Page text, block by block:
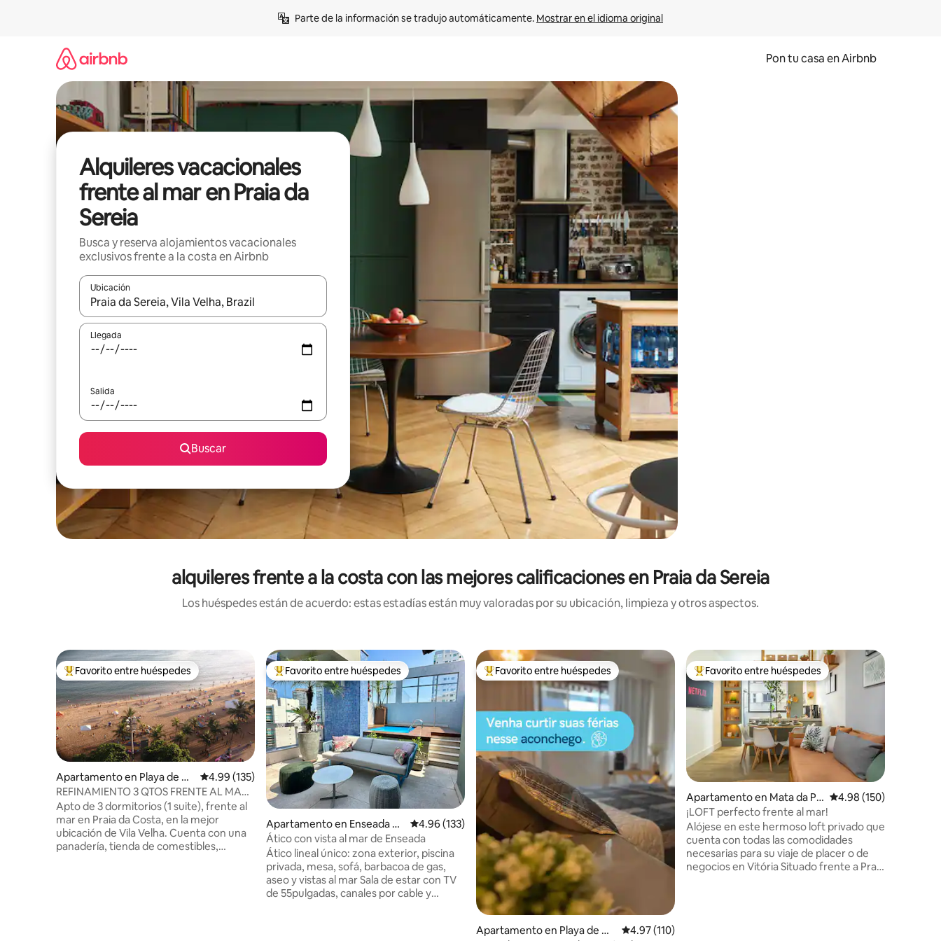
Parte de la información se tradujo automáticamente. Mostrar en el idioma original
Pon tu casa en Airbnb
Alquileres vacacionales
frente al mar en Praia da
Sereia
Busca y reserva alojamientos vacacionales
exclusivos frente a la costa en Airbnb
Ubicación
Cuando los resultados estén disponibles, navega con las teclas de flecha hacia arriba y hacia abajo o explora con el tacto o desliza el dedo.
Llegada
Salida
Buscar
alquileres frente a la costa con las mejores calificaciones en Praia da Sereia
Los huéspedes están de acuerdo: estas estadías están muy valoradas por su ubicación, limpieza y otros aspectos.
Favorito entre huéspedes preferido
Favorito entre huéspedes
Apartamento en Playa de C
osta
Calificación promedio: 4.99 de 5, 135 reseñas
4.99 (135)
REFINAMIENTO 3 QTOS FRENTE AL MAR
DE PRAIA DA COSTA
Apto de 3 dormitorios (1 suite), frente al
mar en Praia da Costa, en la mejor
ubicación de Vila Velha. Cuenta con una
panadería, tienda de comestibles,
Favorito entre huéspedes preferido
Favorito entre huéspedes
Apartamento en Enseada do
Suá
Calificación promedio: 4.96 de 5, 133 reseñas
4.96 (133)
Ático con vista al mar de Enseada
Ático lineal único: zona exterior, piscina
privada, mesa, sofá, barbacoa de gas,
aseo y vistas al mar Sala de estar con TV
de 55pulgadas, canales por cable y
Favorito entre huéspedes preferido
Favorito entre huéspedes
Apartamento en Playa de Co
Calificación promedio: 4.97 de 5, 110 reseñas
4.97 (110)
Favorito entre huéspedes preferido
Favorito entre huéspedes
Apartamento en Mata da Pr
aia
Calificación promedio:
4.98 (150)
¡LOFT perfecto frente al mar!
Alójese en este hermoso loft privado que
cuenta con todas las comodidades
necesarias para su viaje de placer o de
negocios en Vitória Situado frente a Praia